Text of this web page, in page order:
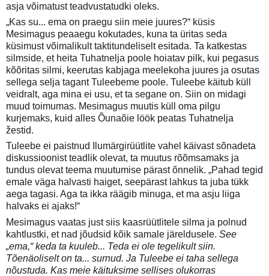
asja võimatust teadvustatudki oleks.
„Kas su... ema on praegu siin meie juures?“ küsis
Mesimagus peaaegu kokutades, kuna ta üritas seda
küsimust võimalikult taktitundeliselt esitada. Ta katkestas
silmside, et heita Tuhatnelja poole hoiatav pilk, kui pegasus
kõõritas silmi, keerutas kabjaga meelekoha juures ja osutas
sellega selja tagant Tuleebeme poole. Tuleebe käitub küll
veidralt, aga mina ei usu, et ta segane on. Siin on midagi
muud toimumas. Mesimagus muutis küll oma pilgu
kurjemaks, kuid alles Õunaõie löök peatas Tuhatnelja
žestid.
Tuleebe ei paistnud Ilumärgirüütlite vahel käivast sõnadeta
diskussioonist teadlik olevat, ta muutus rõõmsamaks ja
tundus olevat teema muutumise pärast õnnelik. „Pahad tegid
emale väga halvasti haiget, seepärast lahkus ta juba tükk
aega tagasi. Aga ta ikka räägib minuga, et ma asju liiga
halvaks ei ajaks!“
Mesimagus vaatas just siis kaasrüütlitele silma ja polnud
kahtlustki, et nad jõudsid kõik samale järeldusele. See
„ema,“ keda ta kuuleb... Teda ei ole tegelikult siin.
Tõenäoliselt on ta... surnud. Ja Tuleebe ei taha sellega
nõustuda. Kas meie käituksime sellises olukorras